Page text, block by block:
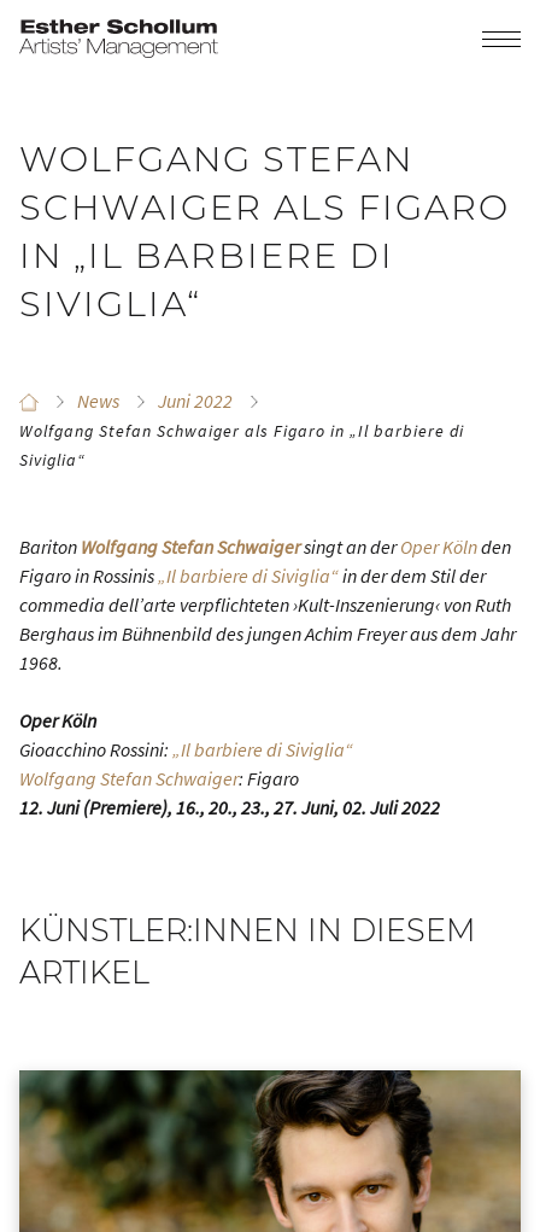
WOLFGANG STEFAN
SCHWAIGER ALS FIGARO
IN „IL BARBIERE DI
SIVIGLIA“
News Juni 2022
Wolfgang Stefan Schwaiger als Figaro in „Il barbiere di
Siviglia“
Bariton Wolfgang Stefan Schwaigersingt an derOper Kölnden
Figaro in Rossinis„Il barbiere di Siviglia“in der dem Stil der
commedia dell’arte verpflichteten ›Kult-Inszenierung‹ von Ruth
Berghaus im Bühnenbild des jungen Achim Freyer aus dem Jahr
1968.
Oper Köln
Gioacchino Rossini: „Il barbiere di Siviglia“
Wolfgang Stefan Schwaiger: Figaro
12. Juni (Premiere), 16., 20., 23., 27. Juni, 02. Juli 2022
KÜNSTLER:INNEN IN DIESEM
ARTIKEL